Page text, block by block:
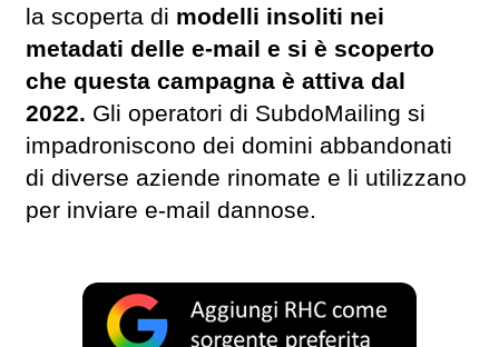
la scoperta di modelli insoliti nei
metadati delle e-mail e si è scoperto
che questa campagna è attiva dal
2022. Gli operatori di SubdoMailing si
impadroniscono dei domini abbandonati
di diverse aziende rinomate e li utilizzano
per inviare e-mail dannose.